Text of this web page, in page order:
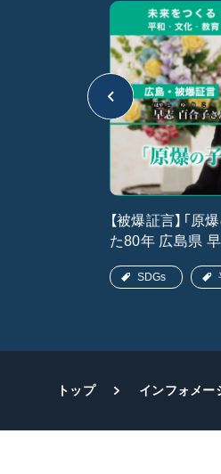
【被爆証言】「原
た80年 広島県
SDGs
トップ インフォメー